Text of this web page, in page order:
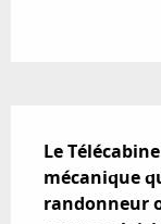
Le
mécanique
randonneur